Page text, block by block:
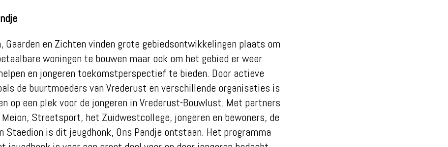
Gaarden en Zichten vinden grote gebiedsontwikkelingen plaats om
woningen te bouwen maar ook om het gebied er weer
en jongeren toekomstperspectief te bieden. Door actieve
de buurtmoeders van Vrederust en verschillende organisaties is
op een plek voor de jongeren in Vrederust-Bouwlust. Met partners
Streetsport, het Zuidwestcollege, jongeren en bewoners, de
Staedion is dit jeugdhonk, Ons Pandje ontstaan. Het programma